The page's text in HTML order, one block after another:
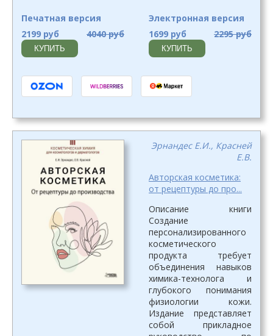
Печатная версия
2199 руб
4040 руб
КУПИТЬ
Электронная версия
1699 руб
2295 руб
КУПИТЬ
Эрнандес Е.И., Красней
Е.В.
Авторская косметика:
от рецептуры до про...
Описание книги
Создание
персонализированного
косметического
продукта требует
объединения навыков
химика-технолога и
глубокого понимания
физиологии кожи.
Издание представляет
собой прикладное